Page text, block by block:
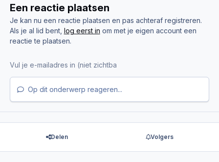
Een reactie plaatsen
Je kan nu een reactie plaatsen en pas achteraf registreren.
Als je al lid bent, log eerst in om met je eigen account een
reactie te plaatsen.
Op dit onderwerp reageren...
Delen Volgers